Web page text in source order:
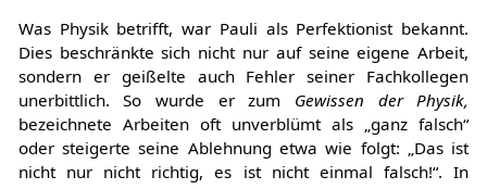
Was Physik betrifft, war Pauli als Perfektionist bekannt.
Dies beschränkte sich nicht nur auf seine eigene Arbeit,
sondern er geißelte auch Fehler seiner Fachkollegen
unerbittlich. So wurde er zum Gewissen der Physik,
bezeichnete Arbeiten oft unverblümt als „ganz falsch“
oder steigerte seine Ablehnung etwa wie folgt: „Das ist
nicht nur nicht richtig, es ist nicht einmal falsch!“. In